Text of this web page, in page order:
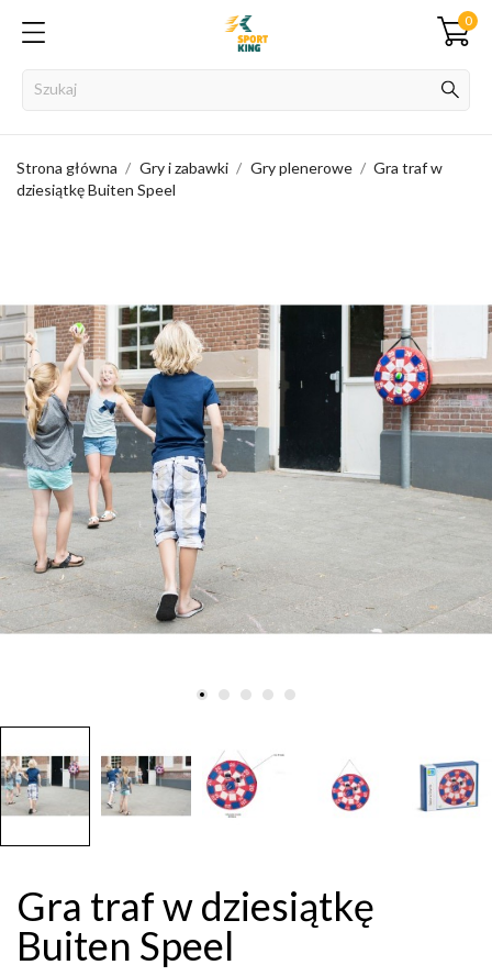
0
Strona główna Gry i zabawki Gry plenerowe
Gra traf w
dziesiątkę Buiten Speel
Gra traf w dziesiątkę
Buiten Speel